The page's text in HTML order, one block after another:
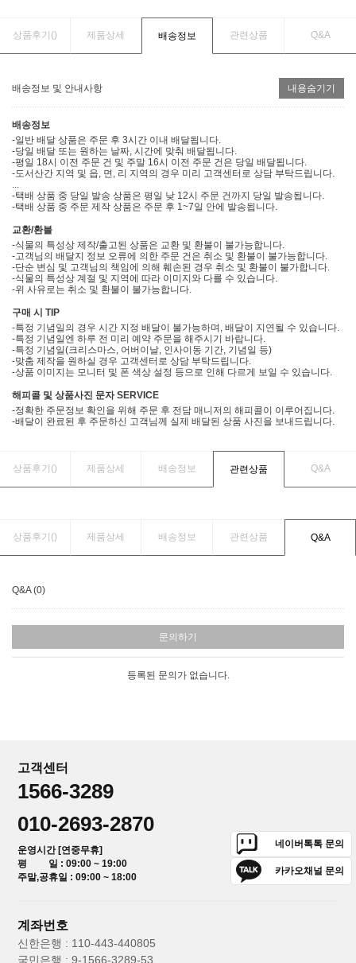
상품후기() 제품상세 배송정보 관련상품 Q&A
배송정보 및 안내사항 내용숨기기
배송정보
-일반 배달 상품은 주문 후 3시간 이내 배달됩니다.
-당일 배달 또는 원하는 날짜, 시간에 맞춰 배달됩니다.
-평일 18시 이전 주문 건 및 주말 16시 이전 주문 건은 당일 배달됩니다.
-도서산간 지역 및 읍, 면, 리 지역의 경우 미리 고객센터로 상담 부탁드립니다.
-택배 상품 중 당일 발송 상품은 평일 낮 12시 주문 건까지 당일 발송됩니다.
-택배 상품 중 주문 제작 상품은 주문 후 1~7일 안에 발송됩니다.
교환/환불
-식물의 특성상 제작/출고된 상품은 교환 및 환불이 불가능합니다.
-고객님의 배달지 정보 오류에 의한 주문 건은 취소 및 환불이 불가능합니다.
-단순 변심 및 고객님의 책임에 의해 훼손된 경우 취소 및 환불이 불가합니다.
-식물의 특성상 계절 및 지역에 따라 이미지와 다를 수 있습니다.
-위 사유로는 취소 및 환불이 불가능합니다.
구매 시 TIP
-특정 기념일의 경우 시간 지정 배달이 불가능하며, 배달이 지연될 수 있습니다.
-특정 기념일엔 하루 전 미리 예약 주문을 해주시기 바랍니다.
-특정 기념일(크리스마스, 어버이날, 인사이동 기간, 기념일 등)
-맞춤 제작을 원하실 경우 고객센터로 상담 부탁드립니다.
-상품 이미지는 모니터 및 폰 색상 설정 등으로 인해 다르게 보일 수 있습니다.
해피콜 및 상품사진 문자 SERVICE
-정확한 주문정보 확인을 위해 주문 후 전담 매니저의 해피콜이 이루어집니다.
-배달이 완료된 후 주문하신 고객님께 실제 배달된 상품 사진을 보내드립니다.
상품후기() 제품상세 배송정보 관련상품 Q&A
상품후기() 제품상세 배송정보 관련상품 Q&A
Q&A (0)
문의하기
등록된 문의가 없습니다.
고객센터
1566-3289
010-2693-2870
운영시간 [연중무휴]
평 일 : 09:00 ~ 19:00
주말,공휴일 : 09:00 ~ 18:00
네이버톡톡 문의
카카오채널 문의
계좌번호
신한은행 : 110-443-440805
국민은행 : 9-1566-3289-53